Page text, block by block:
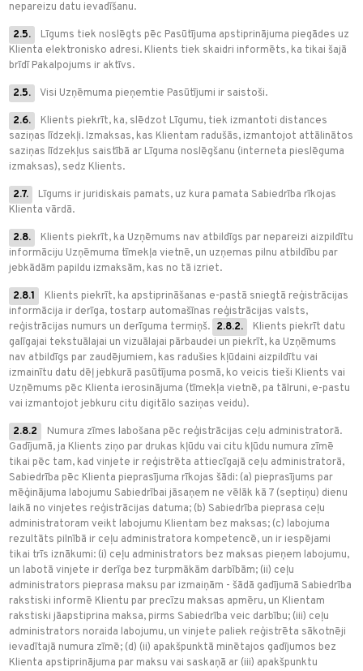
nepareizu datu ievadīšanu.
2.5.
Līgums tiek noslēgts pēc Pasūtījuma apstiprinājuma piegādes uz
Klienta elektronisko adresi. Klients tiek skaidri informēts, ka tikai šajā
brīdī Pakalpojums ir aktīvs.
2.5. Visi Uzņēmuma pieņemtie Pasūtījumi ir saistoši.
2.6.
Klients piekrīt, ka, slēdzot Līgumu, tiek izmantoti distances
saziņas līdzekļi. Izmaksas, kas Klientam radušās, izmantojot attālinātos
saziņas līdzekļus saistībā ar Līguma noslēgšanu (interneta pieslēguma
izmaksas), sedz Klients.
2.7.
Līgums ir juridiskais pamats, uz kura pamata Sabiedrība rīkojas
Klienta vārdā.
2.8.
Klients piekrīt, ka Uzņēmums nav atbildīgs par nepareizi aizpildītu
informāciju Uzņēmuma tīmekļa vietnē, un uzņemas pilnu atbildību par
jebkādām papildu izmaksām, kas no tā izriet.
2.8.1
Klients piekrīt, ka apstiprināšanas e-pastā sniegtā reģistrācijas
informācija ir derīga, tostarp automašīnas reģistrācijas valsts,
reģistrācijas numurs un derīguma termiņš. 2.8.2.
Klients piekrīt datu
galīgajai tekstuālajai un vizuālajai pārbaudei un piekrīt, ka Uzņēmums
nav atbildīgs par zaudējumiem, kas radušies kļūdaini aizpildītu vai
izmainītu datu dēļ jebkurā pasūtījuma posmā, ko veicis tieši Klients vai
Uzņēmums pēc Klienta ierosinājuma (tīmekļa vietnē, pa tālruni, e-pastu
vai izmantojot jebkuru citu digitālo saziņas veidu).
2.8.2
Numura zīmes labošana pēc reģistrācijas ceļu administratorā.
Gadījumā, ja Klients ziņo par drukas kļūdu vai citu kļūdu numura zīmē
tikai pēc tam, kad vinjete ir reģistrēta attiecīgajā ceļu administratorā,
Sabiedrība pēc Klienta pieprasījuma rīkojas šādi: (a) pieprasījums par
mēģinājuma labojumu Sabiedrībai jāsaņem ne vēlāk kā 7 (septiņu) dienu
laikā no vinjetes reģistrācijas datuma; (b) Sabiedrība pieprasa ceļu
administratoram veikt labojumu Klientam bez maksas; (c) labojuma
rezultāts pilnībā ir ceļu administratora kompetencē, un ir iespējami
tikai trīs iznākumi: (i) ceļu administrators bez maksas pieņem labojumu,
un labotā vinjete ir derīga bez turpmākām darbībām; (ii) ceļu
administrators pieprasa maksu par izmaiņām - šādā gadījumā Sabiedrība
rakstiski informē Klientu par precīzu maksas apmēru, un Klientam
rakstiski jāapstiprina maksa, pirms Sabiedrība veic darbību; (iii) ceļu
administrators noraida labojumu, un vinjete paliek reģistrēta sākotnēji
ievadītajā numura zīmē; (d) (ii) apakšpunktā minētajos gadījumos bez
Klienta apstiprinājuma par maksu vai saskaņā ar (iii) apakšpunktu